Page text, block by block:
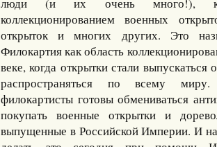
коллекционированием военных
открыток и многих других. Это
Филокартия как область
веке, когда открытки стали
распространяться по всему
филокартисты готовы обмениваться
покупать военные открытки и
выпущенные в Российской Империи. И